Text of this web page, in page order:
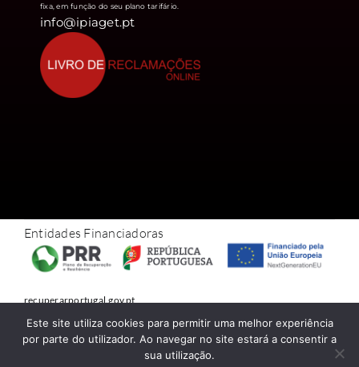
fixa, em função do seu plano tarifário.
info@ipiaget.pt
Entidades Financiadoras
recuperarportugal.gov.pt
© 1978 – 2026 • Conteúdo exclusivo do Piaget • Todos os direitos
reservados • Developed byNetWiz Systems.
Canal de Denúncia
Este site utiliza cookies para permitir uma melhor experiência
por parte do utilizador. Ao navegar no site estará a consentir a
sua utilização.